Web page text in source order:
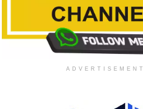
ADVERTISEMENT